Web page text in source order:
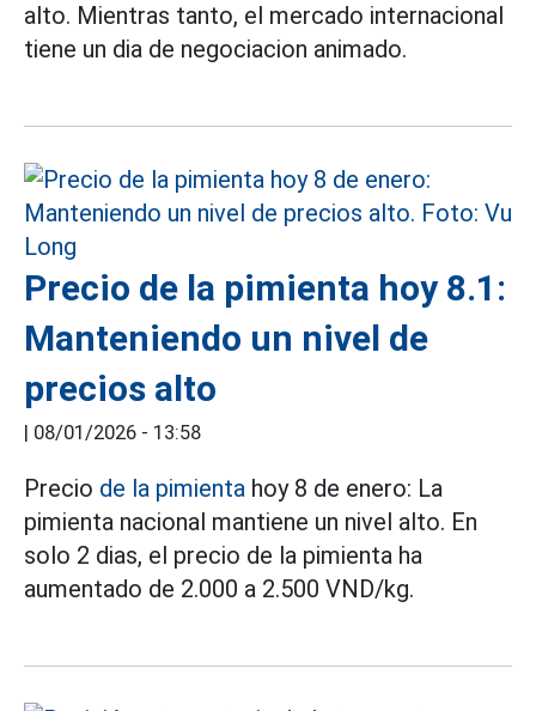
alto. Mientras tanto, el mercado internacional
tiene un dia de negociacion animado.
Precio de la pimienta hoy 8.1:
Manteniendo un nivel de
precios alto
| 08/01/2026 - 13:58
Precio de la pimienta hoy 8 de enero: La
pimienta nacional mantiene un nivel alto. En
solo 2 dias, el precio de la pimienta ha
aumentado de 2.000 a 2.500 VND/kg.